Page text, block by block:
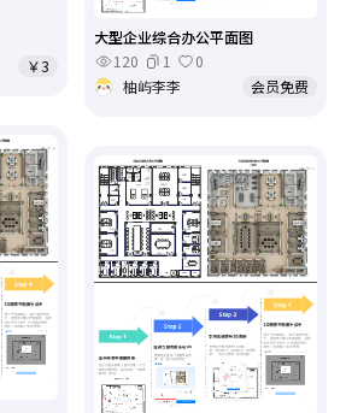
大型企业综合办公平面图
120
1
0
柚屿李李
会员免费
￥3